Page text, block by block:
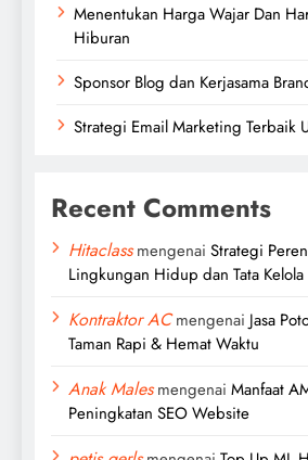
Menentukan Harga Wajar Dan
Hiburan
Sponsor Blog dan Kerjasama
Strategi Email Marketing Terbaik
Recent Comments
Hitaclassmengenai Strategi
Lingkungan Hidup dan Tata Kelola
Kontraktor ACmengenai Jasa
Taman Rapi & Hemat Waktu
Anak Malesmengenai Manfaat
Peningkatan SEO Website